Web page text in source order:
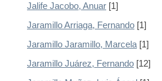
Jalife Jacobo, Anuar [1]
Jaramillo Arriaga, Fernando [1]
Jaramillo Jaramillo, Marcela [1]
Jaramillo Juárez, Fernando [12]